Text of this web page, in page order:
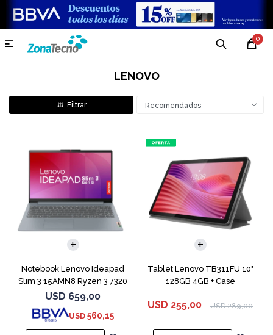
0

LENOVO
Recomendados
Notebook Lenovo Ideapad
Slim 3 15AMN8 Ryzen 3 7320
256GB 8GB
USD 659,00
USD 560,15
Tablet Lenovo TB311FU 10"
128GB 4GB + Case
USD 255,00 USD 289,00